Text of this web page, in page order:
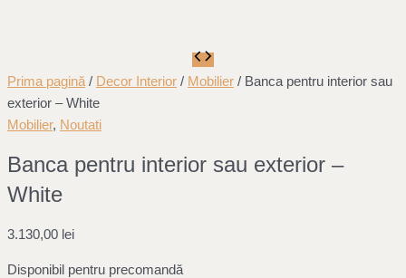
Prima pagină / Decor Interior / Mobilier / Banca pentru interior sau
exterior – White
Mobilier, Noutati
Banca pentru interior sau exterior –
White
3.130,00 lei
Disponibil pentru precomandă